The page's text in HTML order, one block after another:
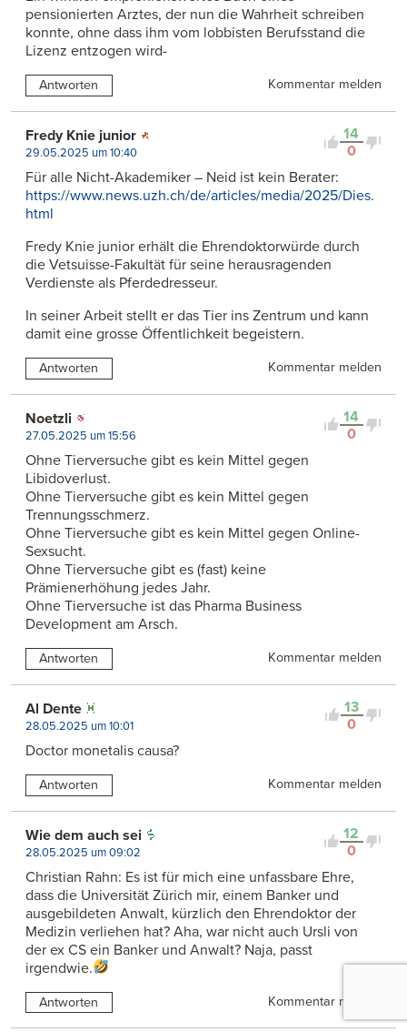
pensionierten Arztes, der nun die Wahrheit schreiben
konnte, ohne dass ihm vom lobbisten Berufsstand die
Lizenz entzogen wird-
Antworten Kommentar melden
14
0
Fredy Knie junior
29.05.2025 um 10:40
Für alle Nicht-Akademiker – Neid ist kein Berater:
https://www.news.uzh.ch/de/articles/media/2025/Dies.
html
Fredy Knie junior erhält die Ehrendoktorwürde durch
die Vetsuisse-Fakultät für seine herausragenden
Verdienste als Pferdedresseur.
In seiner Arbeit stellt er das Tier ins Zentrum und kann
damit eine grosse Öffentlichkeit begeistern.
Antworten Kommentar melden
14
0
Noetzli
27.05.2025 um 15:56
Ohne Tierversuche gibt es kein Mittel gegen
Libidoverlust.
Ohne Tierversuche gibt es kein Mittel gegen
Trennungsschmerz.
Ohne Tierversuche gibt es kein Mittel gegen Online-
Sexsucht.
Ohne Tierversuche gibt es (fast) keine
Prämienerhöhung jedes Jahr.
Ohne Tierversuche ist das Pharma Business
Development am Arsch.
Antworten Kommentar melden
13
0
Al Dente
28.05.2025 um 10:01
Doctor monetalis causa?
Antworten Kommentar melden
12
0
Wie dem auch sei
28.05.2025 um 09:02
Christian Rahn: Es ist für mich eine unfassbare Ehre,
dass die Universität Zürich mir, einem Banker und
ausgebildeten Anwalt, kürzlich den Ehrendoktor der
Medizin verliehen hat? Aha, war nicht auch Ursli von
der ex CS ein Banker und Anwalt? Naja, passt
irgendwie.
Antworten Kommentar melden